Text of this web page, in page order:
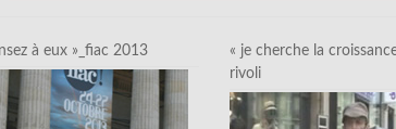
à eux »_fiac 2013
« je cherche la
rivoli